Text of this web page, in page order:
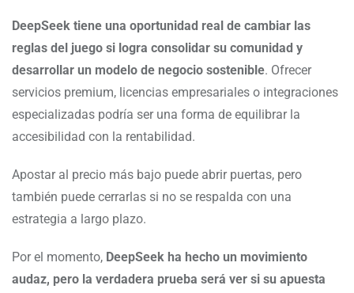
DeepSeek tiene una oportunidad real de cambiar las
reglas del juego si logra consolidar su comunidad y
desarrollar un modelo de negocio sostenible. Ofrecer
servicios premium, licencias empresariales o integraciones
especializadas podría ser una forma de equilibrar la
accesibilidad con la rentabilidad.
Apostar al precio más bajo puede abrir puertas, pero
también puede cerrarlas si no se respalda con una
estrategia a largo plazo.
Por el momento, DeepSeek ha hecho un movimiento
audaz, pero la verdadera prueba será ver si su apuesta